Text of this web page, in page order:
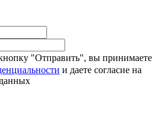
"Отправить", вы принимаете
и даете согласие на